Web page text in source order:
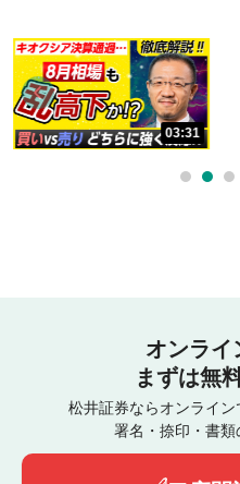
03:31
オンライ
まずは無
松井証券ならオンライン
署名・捺印・書類